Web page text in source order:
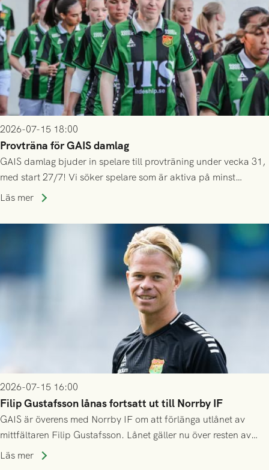
2026-07-15 18:00
Provträna för GAIS damlag
GAIS damlag bjuder in spelare till provträning under vecka 31,
med start 27/7! Vi söker spelare som är aktiva på minst
division 3-nivå.
Läs mer
2026-07-15 16:00
Filip Gustafsson lånas fortsatt ut till Norrby IF
GAIS är överens med Norrby IF om att förlänga utlånet av
mittfältaren Filip Gustafsson. Lånet gäller nu över resten av
säsongen 2026.
Läs mer